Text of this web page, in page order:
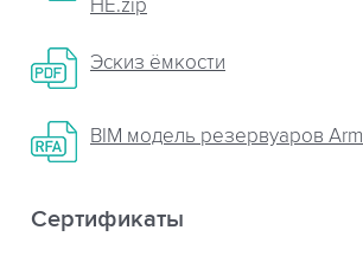
НЕ.zip
Эскиз ёмкости
BIM модель резервуаров
Сертификаты